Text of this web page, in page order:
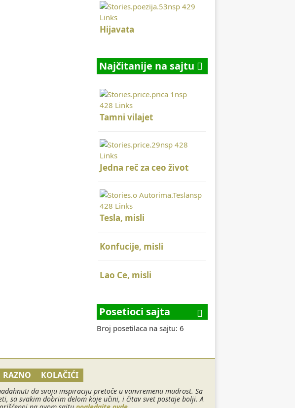
Hijavata
Najčitanije na sajtu
Tamni vilajet
Jedna reč za ceo život
Tesla, misli
Konfucije, misli
Lao Ce, misli
Posetioci sajta
Broj posetilaca na sajtu: 6
RAZNO KOLAČIĆI
da svoju inspiraciju pretoče u vanvremenu mudrost. Sa
sa svakim dobrim delom koje učini, i čitav svet postaje bolji. A